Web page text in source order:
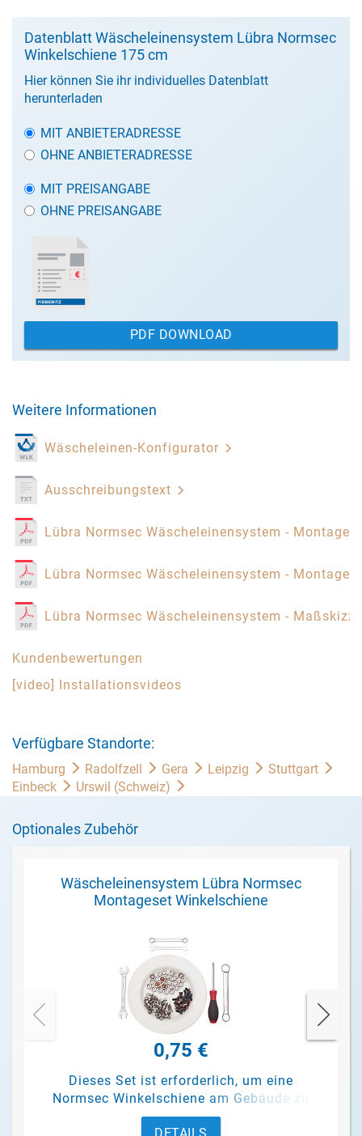
Datenblatt Wäscheleinensystem Lübra Normsec
Winkelschiene 175 cm
Hier können Sie ihr individuelles Datenblatt
herunterladen
MIT ANBIETERADRESSE
OHNE ANBIETERADRESSE
MIT PREISANGABE
OHNE PREISANGABE
PDF DOWNLOAD
Weitere Informationen
Wäscheleinen-Konfigurator
Ausschreibungstext
Lübra Normsec Wäscheleinensystem -
Lübra Normsec Wäscheleinensystem -
Lübra Normsec Wäscheleinensystem -
Kundenbewertungen
[video] Installationsvideos
Verfügbare Standorte:
Hamburg Radolfzell Gera Leipzig
Stuttgart
Einbeck
Urswil (Schweiz)
Optionales Zubehör
Wäscheleinensystem Lübra Normsec
Montageset Winkelschiene
0,75 €
Dieses Set ist erforderlich, um eine
Normsec Winkelschiene am Gebäude zu
befestigen.